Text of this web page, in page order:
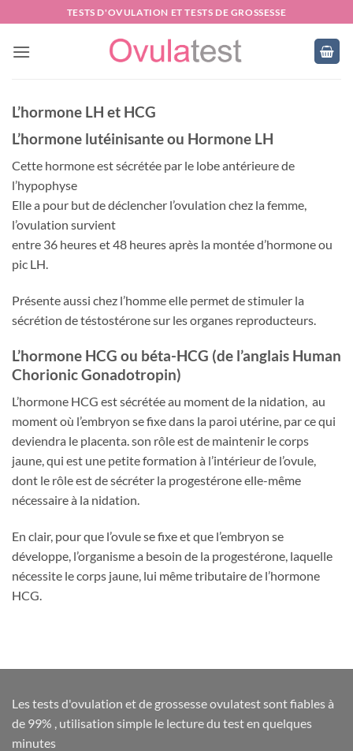
au
contenu
TESTS D'OVULATION ET TESTS DE GROSSESSE
L’hormone LH et HCG
L’hormone lutéinisante ou Hormone LH
Cette hormone est sécrétée par le lobe antérieure de
l’hypophyse
Elle a pour but de déclencher l’ovulation chez la femme,
l’ovulation survient
entre 36 heures et 48 heures après la montée d’hormone ou
pic LH.
Présente aussi chez l’homme elle permet de stimuler la
sécrétion de téstostérone sur les organes reproducteurs.
L’hormone HCG ou béta-HCG (de l’anglais Human
Chorionic Gonadotropin)
L’hormone HCG est sécrétée au moment de la nidation, au
moment où l’embryon se fixe dans la paroi utérine, par ce qui
deviendra le placenta. son rôle est de maintenir le corps
jaune, qui est une petite formation à l’intérieur de l’ovule,
dont le rôle est de sécréter la progestérone elle-même
nécessaire à la nidation.
En clair, pour que l’ovule se fixe et que l’embryon se
développe, l’organisme a besoin de la progestérone, laquelle
nécessite le corps jaune, lui même tributaire de l’hormone
HCG.
Les tests d'ovulation et de grossesse ovulatest sont fiables à
de 99% , utilisation simple le lecture du test en quelques
minutes